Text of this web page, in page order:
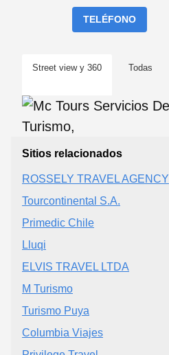
TELÉFONO
Street view y 360 Todas
Sitios relacionados
ROSSELY TRAVEL AGENCY
Tourcontinental S.A.
Primedic Chile
Lluqi
ELVIS TRAVEL LTDA
M Turismo
Turismo Puya
Columbia Viajes